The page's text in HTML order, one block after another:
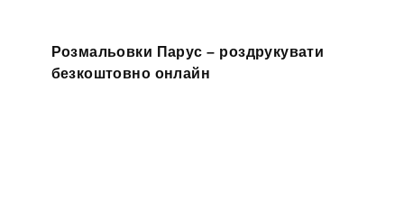
Розмальовки Парус – роздрукувати
безкоштовно онлайн